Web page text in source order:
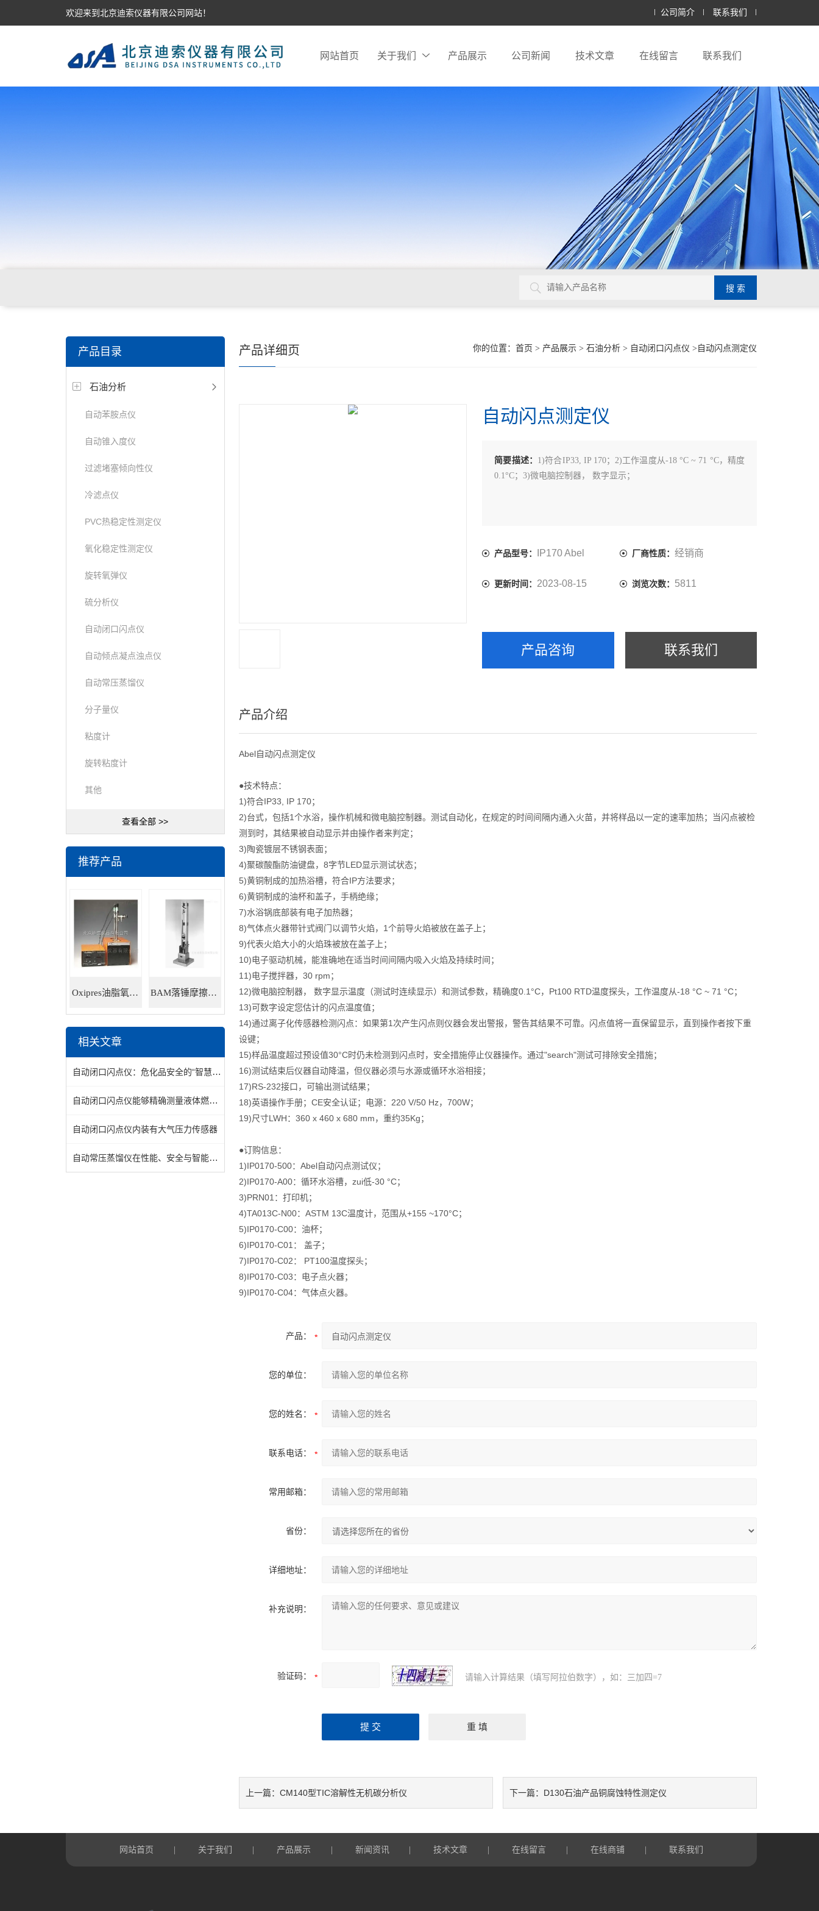
欢迎来到北京迪索仪器有限公司网站！ 公司简介 联系我们
网站首页 关于我们 产品展示 公司新闻 技术文章 在线留言 联系我们
产品目录
石油分析
自动苯胺点仪
自动锥入度仪
过滤堵塞倾向性仪
冷滤点仪
PVC热稳定性测定仪
氧化稳定性测定仪
旋转氧弹仪
硫分析仪
自动闭口闪点仪
自动倾点凝点浊点仪
自动常压蒸馏仪
分子量仪
粘度计
旋转粘度计
其他
查看全部 >>
推荐产品
Oxipres油脂氧化稳定性仪 BAM落锤摩擦感度仪
相关文章
自动闭口闪点仪：危化品安全的“智慧哨兵”
自动闭口闪点仪能够精确测量液体燃料的闪点
自动闭口闪点仪内装有大气压力传感器
自动常压蒸馏仪在性能、安全与智能化方面实现了质的飞跃
你的位置： 首页 > 产品展示 > 石油分析 > 自动闭口闪点仪 >自动闪点测定仪
产品详细页
自动闪点测定仪
简要描述： 1)符合IP33, IP 170；2)工作温度从-18 °C ~ 71 °C，精度
0.1°C；3)微电脑控制器， 数字显示；
产品型号： IP170 Abel 厂商性质： 经销商
更新时间： 2023-08-15 浏览次数： 5811
产品咨询 联系我们
产品介绍
Abel自动闪点测定仪
●技术特点：
1)符合IP33, IP 170；
2)台式，包括1个水浴，操作机械和微电脑控制器。测试自动化，在规定的时间间隔内通入火苗，并将样品以一定的速率加热；当闪点被检
测到时，其结果被自动显示并由操作者来判定；
3)陶瓷镀层不锈钢表面；
4)聚碳酸酯防油键盘，8字节LED显示测试状态；
5)黄铜制成的加热浴槽，符合IP方法要求；
6)黄铜制成的油杯和盖子，手柄绝缘；
7)水浴锅底部装有电子加热器；
8)气体点火器带针式阀门以调节火焰，1个前导火焰被放在盖子上；
9)代表火焰大小的火焰珠被放在盖子上；
10)电子驱动机械，能准确地在适当时间间隔内吸入火焰及持续时间；
11)电子搅拌器，30 rpm；
12)微电脑控制器， 数字显示温度（测试时连续显示）和测试参数，精确度0.1°C，Pt100 RTD温度探头，工作温度从-18 °C ~ 71 °C；
13)可数字设定您估计的闪点温度值；
14)通过离子化传感器检测闪点：如果第1次产生闪点则仪器会发出警报，警告其结果不可靠。闪点值将一直保留显示，直到操作者按下重
设键；
15)样品温度超过预设值30°C时仍未检测到闪点时，安全措施停止仪器操作。通过"search"测试可排除安全措施；
16)测试结束后仪器自动降温，但仪器必须与水源或循环水浴相接；
17)RS-232接口，可输出测试结果；
18)英语操作手册；CE安全认证；电源：220 V/50 Hz，700W；
19)尺寸LWH：360 x 460 x 680 mm，重约35Kg；
●订购信息：
1)IP0170-500：Abel自动闪点测试仪；
2)IP0170-A00：循环水浴槽，zui低-30 °C；
3)PRN01：打印机；
4)TA013C-N00：ASTM 13C温度计，范围从+155 ~170°C；
5)IP0170-C00：油杯；
6)IP0170-C01： 盖子；
7)IP0170-C02： PT100温度探头；
8)IP0170-C03：电子点火器；
9)IP0170-C04：气体点火器。
产品：
您的单位：
您的姓名：
联系电话：
常用邮箱：
省份：
详细地址：
补充说明：
验证码： 请输入计算结果（填写阿拉伯数字），如：三加四=7
上一篇： CM140型TIC溶解性无机碳分析仪 下一篇： D130石油产品铜腐蚀特性测定仪
网站首页 关于我们 产品展示 新闻资讯 技术文章 在线留言 在线商铺 联系我们